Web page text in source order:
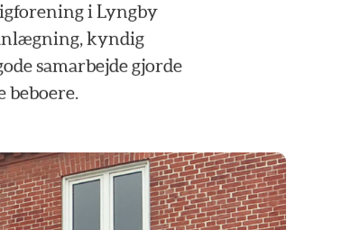
i Lyngby
kyndig
samarbejdegjorde
beboere.